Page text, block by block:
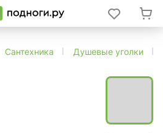
Сантехника Душевые уголки